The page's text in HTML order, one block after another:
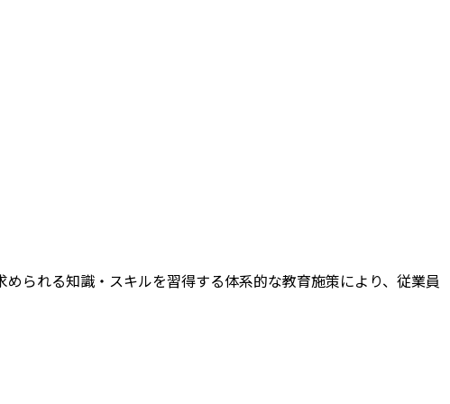
られる知識・スキルを習得する体系的な教育施策により、従業員